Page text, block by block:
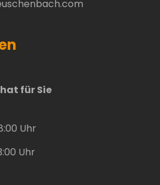
für Sie
Uhr
Uhr